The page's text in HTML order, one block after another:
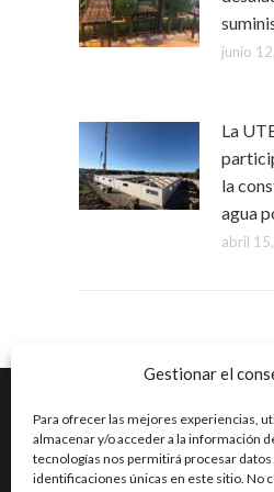
Gestionar el
Para ofrecer las mejores experiencias,
almacenar y/o acceder a la información
tecnologías nos permitirá procesar
identificaciones únicas en este sitio.
junio
La
la
agua
abril
Marea es una empresa con
ciclo integral del agua y